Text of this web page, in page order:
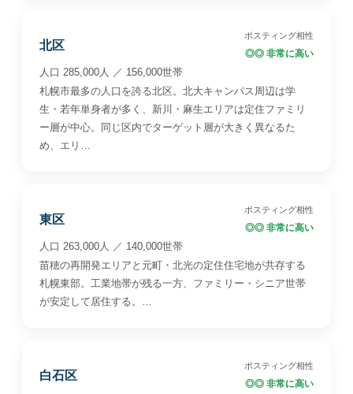
北区
ポスティング相性
◎◎ 非常に高い
人口 285,000人 ／ 156,000世帯
札幌市最多の人口を誇る北区。北大キャンパス周辺は学
生・若年単身者が多く、新川・麻生エリアは定住ファミリ
ー層が中心。同じ区内でターゲット層が大きく異なるた
め、エリ…
東区
ポスティング相性
◎◎ 非常に高い
人口 263,000人 ／ 140,000世帯
苗穂の再開発エリアと元町・北光の定住住宅地が共存する
札幌東部。工業地帯が残る一方、ファミリー・シニア世帯
が安定して居住する。…
白石区
ポスティング相性
◎◎ 非常に高い